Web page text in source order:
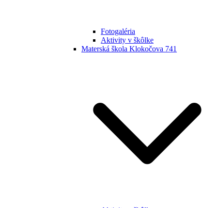
Fotogaléria
Aktivity v škôlke
Materská škola Klokočova 741